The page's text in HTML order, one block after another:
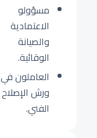
مسؤولو
الاعتمادية
والصيانة
الوقائية.
العاملون في
ورش الإصلاح
الفني.